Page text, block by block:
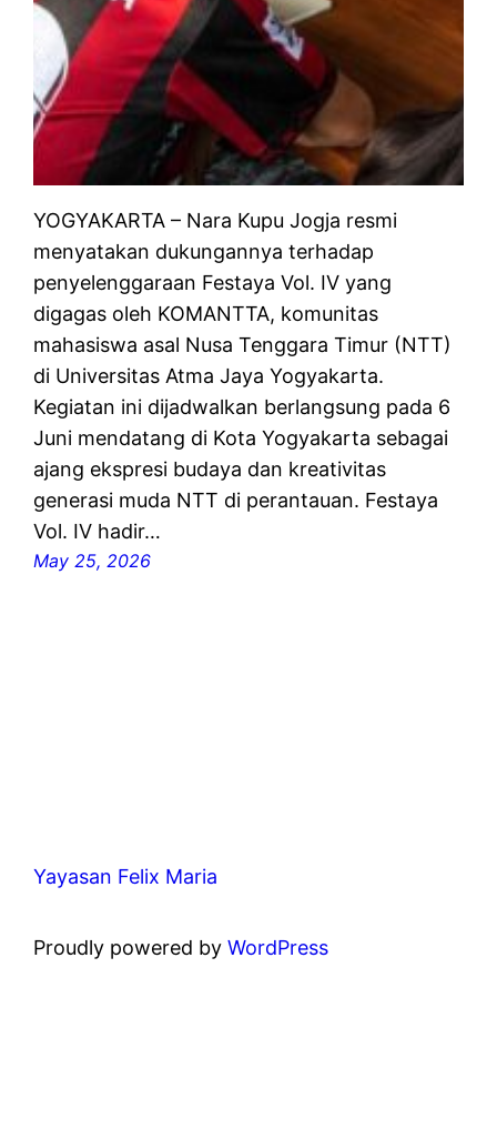
YOGYAKARTA – Nara Kupu Jogja resmi
menyatakan dukungannya terhadap
penyelenggaraan Festaya Vol. IV yang
digagas oleh KOMANTTA, komunitas
mahasiswa asal Nusa Tenggara Timur (NTT)
di Universitas Atma Jaya Yogyakarta.
Kegiatan ini dijadwalkan berlangsung pada 6
Juni mendatang di Kota Yogyakarta sebagai
ajang ekspresi budaya dan kreativitas
generasi muda NTT di perantauan. Festaya
Vol. IV hadir…
May 25, 2026
Yayasan Felix Maria
Proudly powered byWordPress